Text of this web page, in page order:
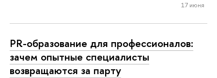
17 июня
PR-образование для профессионалов:
зачем опытные специалисты
возвращаются за парту